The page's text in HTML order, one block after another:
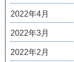
2022年4月
2022年3月
2022年2月